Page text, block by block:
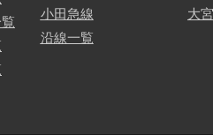
小田急線
沿線一覧
大